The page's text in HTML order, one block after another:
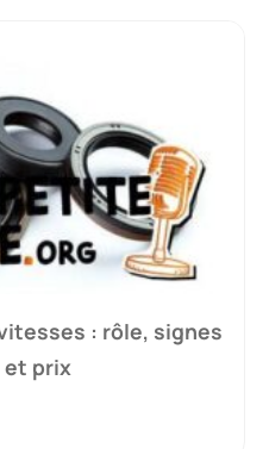
: rôle, signes
et prix